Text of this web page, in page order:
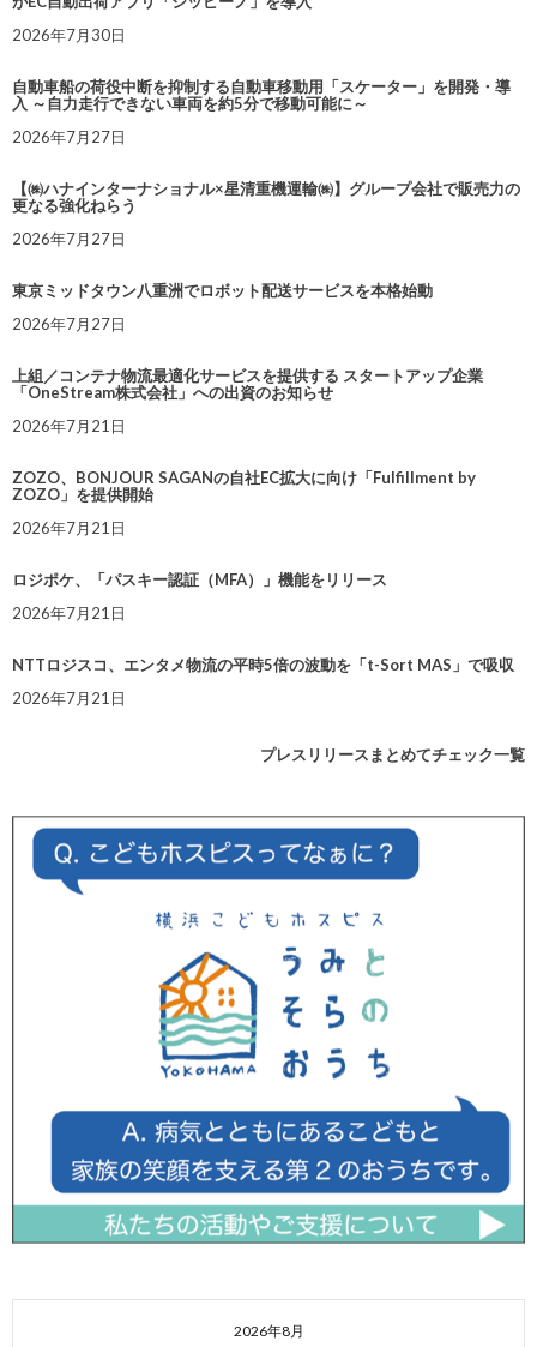
2026年7月30日
自動車船の荷役中断を抑制する自動車移動用「スケーター」を開発・導
入 ～自力走行できない車両を約5分で移動可能に～
2026年7月27日
【㈱ハナインターナショナル×星清重機運輸㈱】グループ会社で販売力の
更なる強化ねらう
2026年7月27日
東京ミッドタウン八重洲でロボット配送サービスを本格始動
2026年7月27日
上組／コンテナ物流最適化サービスを提供する スタートアップ企業
「OneStream株式会社」への出資のお知らせ
2026年7月21日
ZOZO、BONJOUR SAGANの自社EC拡大に向け「Fulfillment by
ZOZO」を提供開始
2026年7月21日
ロジポケ、「パスキー認証（MFA）」機能をリリース
2026年7月21日
NTTロジスコ、エンタメ物流の平時5倍の波動を「t-Sort MAS」で吸収
2026年7月21日
プレスリリースまとめてチェック一覧
2026年8月